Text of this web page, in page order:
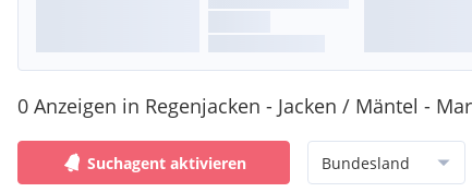
0 Anzeigen in Regenjacken - Jacken / Mäntel -
Suchagent aktivieren Bundesland